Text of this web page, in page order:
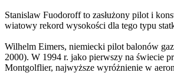
Stanislaw Fuodoroff to zasłużony pilot i
wiatowy rekord wysokości dla tego typu
Wilhelm Eimers, niemiecki pilot balonów
2000). W 1994 r. jako pierwszy na świecie
Montgolflier, najwyższe wyróżnienie w